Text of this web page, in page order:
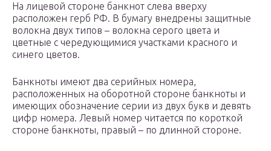
На лицевой стороне банкнот слева вверху
расположен герб РФ. В бумагу внедрены защитные
волокна двух типов – волокна серого цвета и
цветные с чередующимися участками красного и
синего цветов.
Банкноты имеют два серийных номера,
расположенных на оборотной стороне банкноты и
имеющих обозначение серии из двух букв и девять
цифр номера. Левый номер читается по короткой
стороне банкноты, правый – по длинной стороне.